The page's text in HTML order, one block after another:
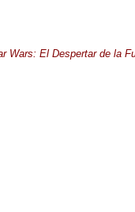
Wars: El Despertar de la